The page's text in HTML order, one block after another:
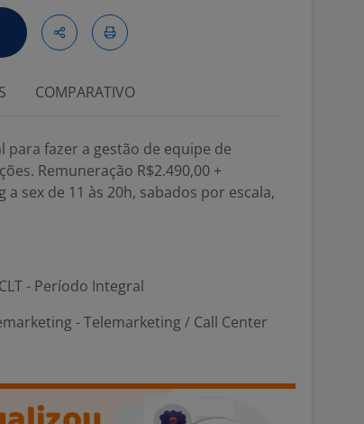
COMPARATIVO
fazer a gestão de equipe de
Remuneração R$2.490,00 +
a sex de 11 às 20h, sabados por escala,
- Período Integral
- Telemarketing / Call Center